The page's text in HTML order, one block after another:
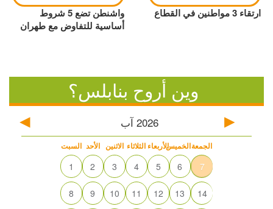
ارتقاء 3 مواطنين في القطاع
واشنطن تضع 5 شروط
أساسية للتفاوض مع طهران
وين أروح بنابلس؟
2026 آب
السبت الأحد الاثنين الثلاثاء الأربعاءالخميسالجمعة
1 2 3 4 5 6 7
8 9 10 11 12 13 14